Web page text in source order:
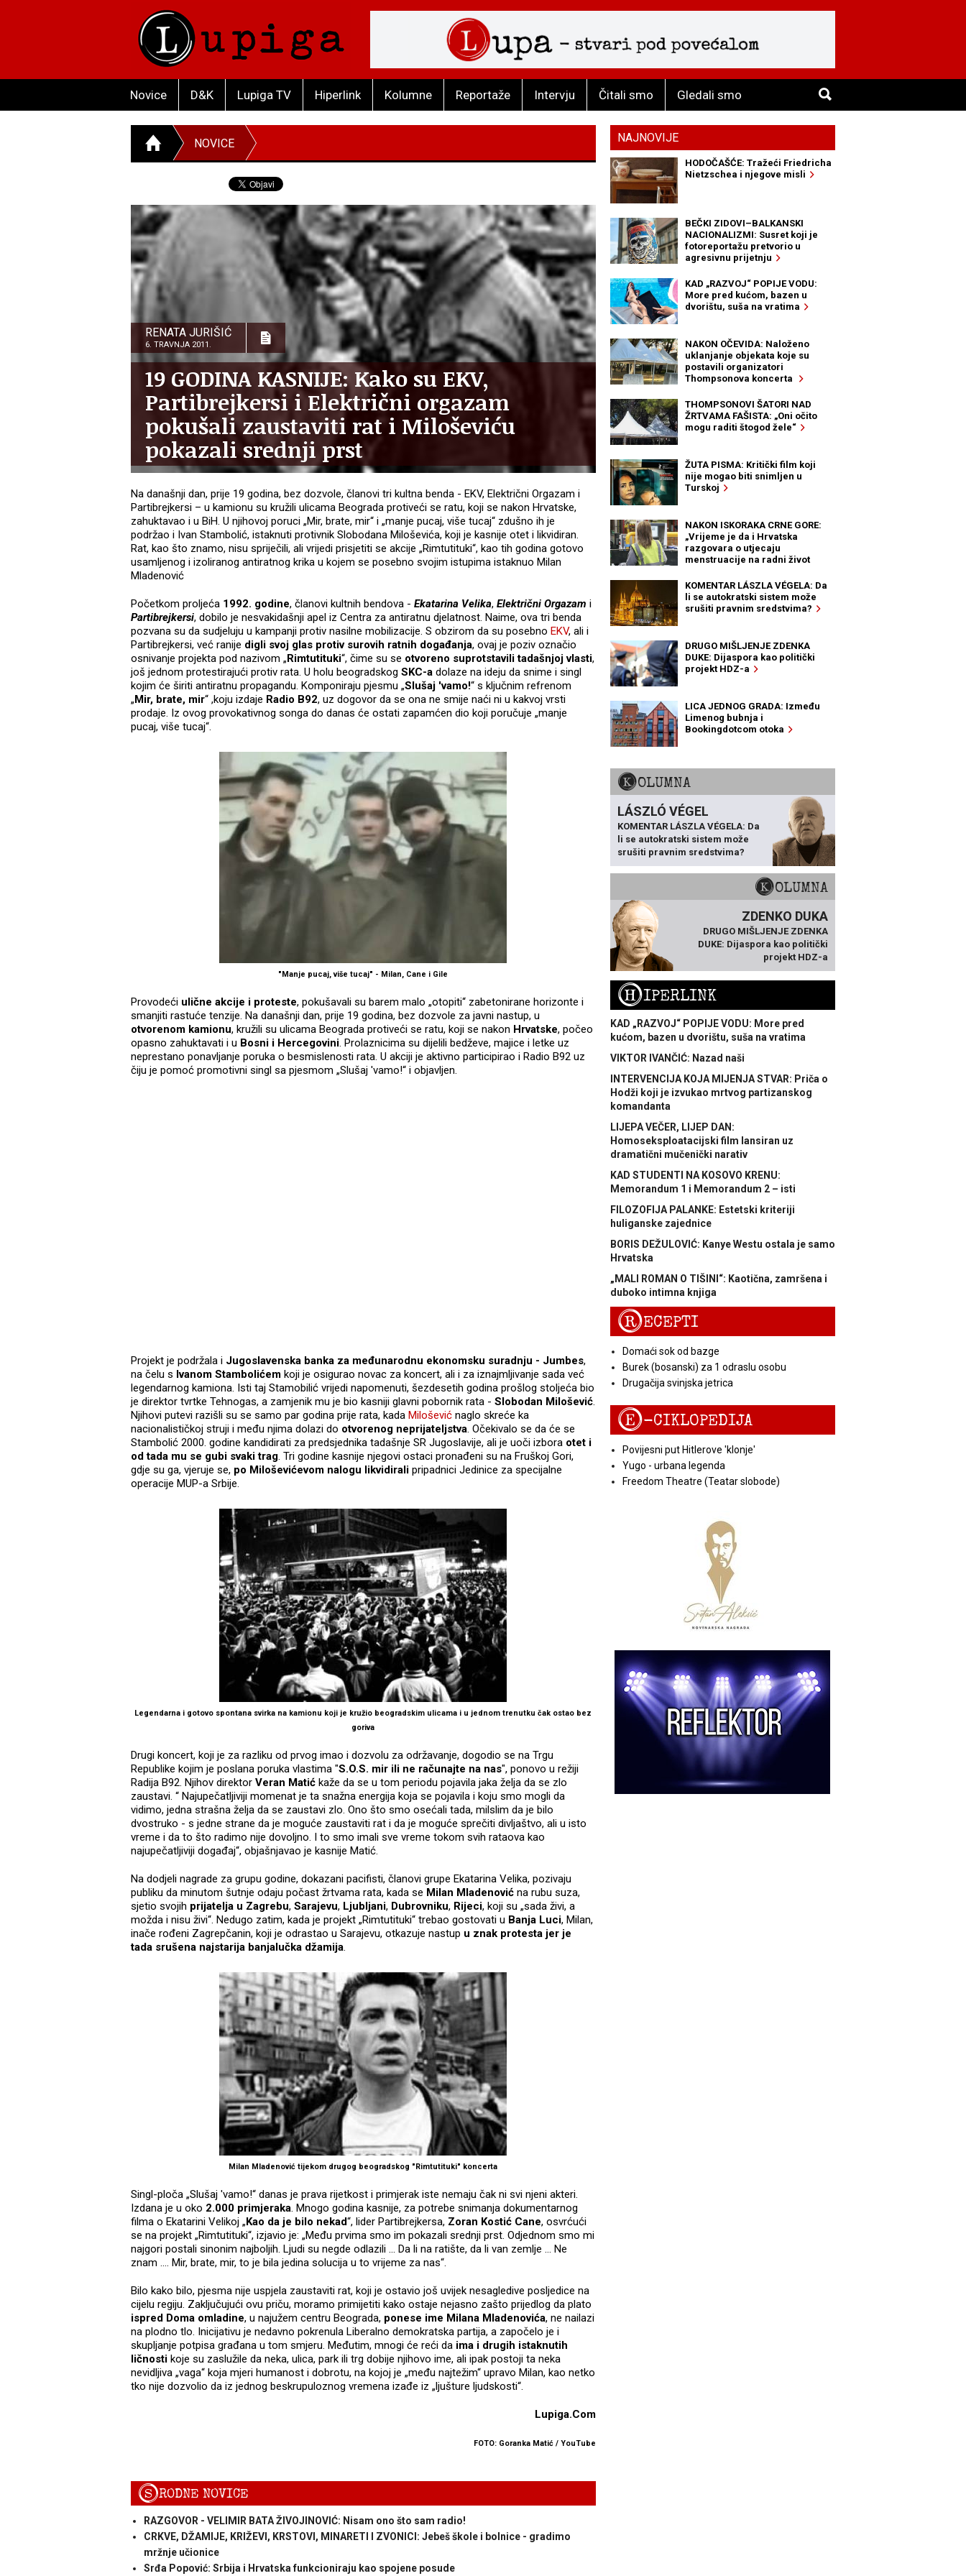
Novice D&K Lupiga TV Hiperlink Kolumne Reportaže Intervju Čitali smo Gledali smo
NOVICE
RENATA JURIŠIĆ
6. TRAVNJA 2011.
19 GODINA KASNIJE: Kako su EKV,
Partibrejkersi i Električni orgazam
pokušali zaustaviti rat i Miloševiću
pokazali srednji prst
Na današnji dan, prije 19 godina, bez dozvole, članovi tri kultna benda - EKV, Električni Orgazam i
Partibrejkersi – u kamionu su kružili ulicama Beograda protiveći se ratu, koji se nakon Hrvatske,
zahuktavao i u BiH. U njihovoj poruci „Mir, brate, mir“ i „manje pucaj, više tucaj“ zdušno ih je
podržao i Ivan Stambolić, istaknuti protivnik Slobodana Miloševića, koji je kasnije otet i likvidiran.
Rat, kao što znamo, nisu spriječili, ali vrijedi prisjetiti se akcije „Rimtutituki“, kao tih godina gotovo
usamljenog i izoliranog antiratnog krika u kojem se posebno svojim istupima istaknuo Milan
Mladenović
Početkom proljeća 1992. godine, članovi kultnih bendova - Ekatarina Velika, Električni Orgazam i
Partibrejkersi, dobilo je nesvakidašnji apel iz Centra za antiratnu djelatnost. Naime, ova tri benda
pozvana su da sudjeluju u kampanji protiv nasilne mobilizacije. S obzirom da su posebno EKV, ali i
Partibrejkersi, već ranije digli svoj glas protiv surovih ratnih događanja, ovaj je poziv označio
osnivanje projekta pod nazivom „Rimtutituki“, čime su se otvoreno suprotstavili tadašnjoj vlasti,
još jednom protestirajući protiv rata. U holu beogradskog SKC-a dolaze na ideju da snime i singl
kojim će širiti antiratnu propagandu. Komponiraju pjesmu „Slušaj 'vamo!“ s ključnim refrenom
„Mir, brate, mir“ ,koju izdaje Radio B92, uz dogovor da se ona ne smije naći ni u kakvoj vrsti
prodaje. Iz ovog provokativnog songa do danas će ostati zapamćen dio koji poručuje „manje
pucaj, više tucaj“.
"Manje pucaj, više tucaj" - Milan, Cane i Gile
Provodeći ulične akcije i proteste, pokušavali su barem malo „otopiti“ zabetonirane horizonte i
smanjiti rastuće tenzije. Na današnji dan, prije 19 godina, bez dozvole za javni nastup, u
otvorenom kamionu, kružili su ulicama Beograda protiveći se ratu, koji se nakon Hrvatske, počeo
opasno zahuktavati i u Bosni i Hercegovini. Prolaznicima su dijelili bedževe, majice i letke uz
neprestano ponavljanje poruka o besmislenosti rata. U akciji je aktivno participirao i Radio B92 uz
čiju je pomoć promotivni singl sa pjesmom „Slušaj 'vamo!“ i objavljen.
Projekt je podržala i Jugoslavenska banka za međunarodnu ekonomsku suradnju - Jumbes,
na čelu s Ivanom Stambolićem koji je osigurao novac za koncert, ali i za iznajmljivanje sada već
legendarnog kamiona. Isti taj Stamobilić vrijedi napomenuti, šezdesetih godina prošlog stoljeća bio
je direktor tvrtke Tehnogas, a zamjenik mu je bio kasniji glavni pobornik rata - Slobodan Milošević.
Njihovi putevi razišli su se samo par godina prije rata, kada Milošević naglo skreće ka
nacionalističkoj struji i među njima dolazi do otvorenog neprijateljstva. Očekivalo se da će se
Stambolić 2000. godine kandidirati za predsjednika tadašnje SR Jugoslavije, ali je uoči izbora otet i
od tada mu se gubi svaki trag. Tri godine kasnije njegovi ostaci pronađeni su na Fruškoj Gori,
gdje su ga, vjeruje se, po Miloševićevom nalogu likvidirali pripadnici Jedinice za specijalne
operacije MUP-a Srbije.
Legendarna i gotovo spontana svirka na kamionu koji je kružio beogradskim ulicama i u jednom trenutku čak ostao bez
goriva
Drugi koncert, koji je za razliku od prvog imao i dozvolu za održavanje, dogodio se na Trgu
Republike kojim je poslana poruka vlastima "S.O.S. mir ili ne računajte na nas", ponovo u režiji
Radija B92. Njihov direktor Veran Matić kaže da se u tom periodu pojavila jaka želja da se zlo
zaustavi. “ Najupečatljiviji momenat je ta snažna energija koja se pojavila i koju smo mogli da
vidimo, jedna strašna želja da se zaustavi zlo. Ono što smo osećali tada, milslim da je bilo
dvostruko - s jedne strane da je moguće zaustaviti rat i da je moguće sprečiti divljaštvo, ali u isto
vreme i da to što radimo nije dovoljno. I to smo imali sve vreme tokom svih rataova kao
najupečatljiviji događaj“, objašnjavao je kasnije Matić.
Na dodjeli nagrade za grupu godine, dokazani pacifisti, članovi grupe Ekatarina Velika, pozivaju
publiku da minutom šutnje odaju počast žrtvama rata, kada se Milan Mladenović na rubu suza,
sjetio svojih prijatelja u Zagrebu, Sarajevu, Ljubljani, Dubrovniku, Rijeci, koji su „sada živi, a
možda i nisu živi“. Nedugo zatim, kada je projekt „Rimtutituki“ trebao gostovati u Banja Luci, Milan,
inače rođeni Zagrepčanin, koji je odrastao u Sarajevu, otkazuje nastup u znak protesta jer je
tada srušena najstarija banjalučka džamija.
Milan Mladenović tijekom drugog beogradskog "Rimtutituki" koncerta
Singl-ploča „Slušaj 'vamo!“ danas je prava rijetkost i primjerak iste nemaju čak ni svi njeni akteri.
Izdana je u oko 2.000 primjeraka. Mnogo godina kasnije, za potrebe snimanja dokumentarnog
filma o Ekatarini Velikoj „Kao da je bilo nekad“, lider Partibrejkersa, Zoran Kostić Cane, osvrćući
se na projekt „Rimtutituki“, izjavio je: „Među prvima smo im pokazali srednji prst. Odjednom smo mi
najgori postali sinonim najboljih. Ljudi su negde odlazili ... Da li na ratište, da li van zemlje … Ne
znam .... Mir, brate, mir, to je bila jedina solucija u to vrijeme za nas“.
Bilo kako bilo, pjesma nije uspjela zaustaviti rat, koji je ostavio još uvijek nesagledive posljedice na
cijelu regiju. Zaključujući ovu priču, moramo primijetiti kako ostaje nejasno zašto prijedlog da plato
ispred Doma omladine, u najužem centru Beograda, ponese ime Milana Mladenovića, ne nailazi
na plodno tlo. Inicijativu je nedavno pokrenula Liberalno demokratska partija, a započelo je i
skupljanje potpisa građana u tom smjeru. Međutim, mnogi će reći da ima i drugih istaknutih
ličnosti koje su zaslužile da neka, ulica, park ili trg dobije njihovo ime, ali ipak postoji ta neka
nevidljiva „vaga“ koja mjeri humanost i dobrotu, na kojoj je „među najtežim“ upravo Milan, kao netko
tko nije dozvolio da iz jednog beskrupuloznog vremena izađe iz „ljušture ljudskosti“.
Lupiga.Com
FOTO: Goranka Matić / YouTube
SRODNE NOVICE
RAZGOVOR - VELIMIR BATA ŽIVOJINOVIĆ: Nisam ono što sam radio!
CRKVE, DŽAMIJE, KRIŽEVI, KRSTOVI, MINARETI I ZVONICI: Jebeš škole i bolnice - gradimo
mržnje učionice
Srđa Popović: Srbija i Hrvatska funkcioniraju kao spojene posude
NAJNOVIJE
HODOČAŠĆE: Tražeći Friedricha
Nietzschea i njegove misli
BEČKI ZIDOVI–BALKANSKI
NACIONALIZMI: Susret koji je
fotoreportažu pretvorio u
agresivnu prijetnju
KAD „RAZVOJ“ POPIJE VODU:
More pred kućom, bazen u
dvorištu, suša na vratima
NAKON OČEVIDA: Naloženo
uklanjanje objekata koje su
postavili organizatori
Thompsonova koncerta
THOMPSONOVI ŠATORI NAD
ŽRTVAMA FAŠISTA: „Oni očito
mogu raditi štogod žele“
ŽUTA PISMA: Kritički film koji
nije mogao biti snimljen u
Turskoj
NAKON ISKORAKA CRNE GORE:
„Vrijeme je da i Hrvatska
razgovara o utjecaju
menstruacije na radni život
KOMENTAR LÁSZLA VÉGELA: Da
li se autokratski sistem može
srušiti pravnim sredstvima?
DRUGO MIŠLJENJE ZDENKA
DUKE: Dijaspora kao politički
projekt HDZ-a
LICA JEDNOG GRADA: Između
Limenog bubnja i
Bookingdotcom otoka
KOLUMNA
LÁSZLÓ VÉGEL
KOMENTAR LÁSZLA VÉGELA: Da
li se autokratski sistem može
srušiti pravnim sredstvima?
KOLUMNA
ZDENKO DUKA
DRUGO MIŠLJENJE ZDENKA
DUKE: Dijaspora kao politički
projekt HDZ-a
HIPERLINK
KAD „RAZVOJ“ POPIJE VODU: More pred
kućom, bazen u dvorištu, suša na vratima
VIKTOR IVANČIĆ: Nazad naši
INTERVENCIJA KOJA MIJENJA STVAR: Priča o
Hodži koji je izvukao mrtvog partizanskog
komandanta
LIJEPA VEČER, LIJEP DAN:
Homoseksploatacijski film lansiran uz
dramatični mučenički narativ
KAD STUDENTI NA KOSOVO KRENU:
Memorandum 1 i Memorandum 2 – isti
FILOZOFIJA PALANKE: Estetski kriteriji
huliganske zajednice
BORIS DEŽULOVIĆ: Kanye Westu ostala je samo
Hrvatska
„MALI ROMAN O TIŠINI“: Kaotična, zamršena i
duboko intimna knjiga
RECEPTI
Domaći sok od bazge
Burek (bosanski) za 1 odraslu osobu
Drugačija svinjska jetrica
E-CIKLOPEDIJA
Povijesni put Hitlerove 'klonje'
Yugo - urbana legenda
Freedom Theatre (Teatar slobode)